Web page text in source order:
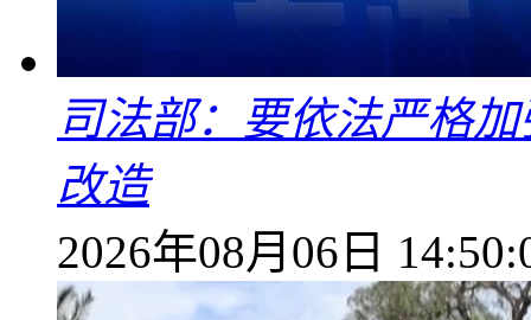
司法部：要依法严格
改造
2026年08月06日